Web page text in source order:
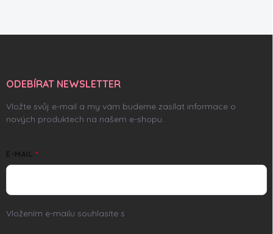
aODEBÍRAT NEWSLETTER
Vložte svůj e-mail a my vám budeme zasílat informace o
nových produktech na našem e-shopu.
E-MAIL
Vložením e-mailu souhlasíte s